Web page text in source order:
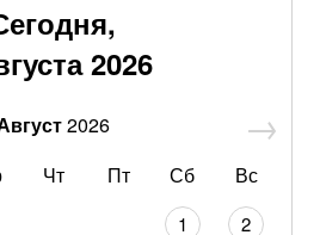
обеды в ресторанах:
в цене до 10%
которые никогда не надоедят:
недостатках
2026
2026
Чт Пт Сб Вс
1
2